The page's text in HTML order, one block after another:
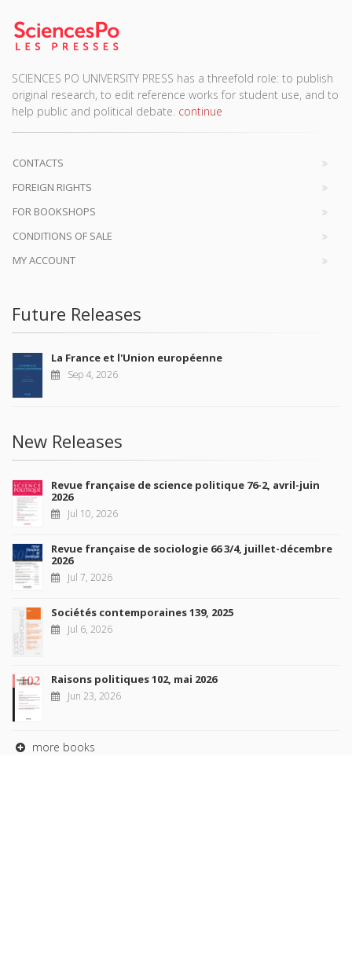
SCIENCES PO UNIVERSITY PRESS has a threefold role: to publish
original research, to edit reference works for student use, and to
help public and political debate. continue
CONTACTS
FOREIGN RIGHTS
FOR BOOKSHOPS
CONDITIONS OF SALE
MY ACCOUNT
Future Releases
La France et l'Union européenne
Sep 4, 2026
New Releases
Revue française de science politique 76-2, avril-juin
2026
Jul 10, 2026
Revue française de sociologie 66 3/4, juillet-décembre
2026
Jul 7, 2026
Sociétés contemporaines 139, 2025
Jul 6, 2026
Raisons politiques 102, mai 2026
Jun 23, 2026
more books